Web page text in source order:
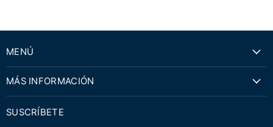
MENÚ
MÁS INFORMACIÓN
SUSCRÍBETE